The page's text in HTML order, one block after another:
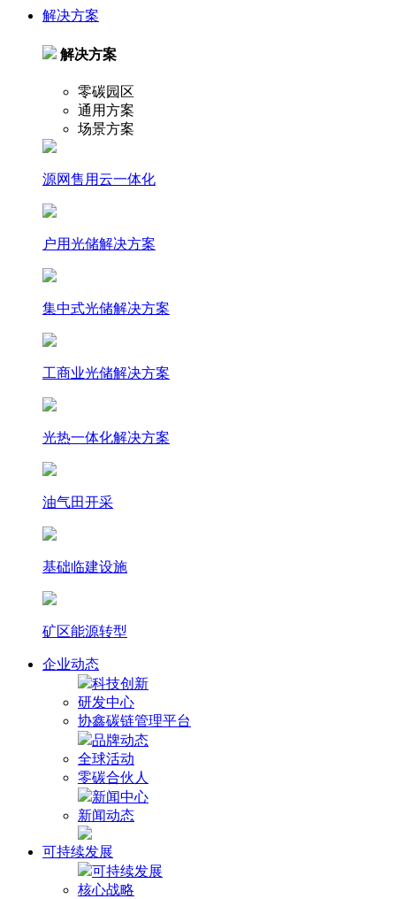
解决方案
解决方案
零碳园区
通用方案
场景方案
源网售用云一体化
户⽤光储解决⽅案
集中式光储解决⽅案
⼯商业光储解决⽅案
光热⼀体化解决⽅案
油气田开采
基础临建设施
矿区能源转型
企业动态
科技创新
研发中心
协鑫碳链管理平台
品牌动态
全球活动
零碳合伙人
新闻中心
新闻动态
可持续发展
可持续发展
核心战略